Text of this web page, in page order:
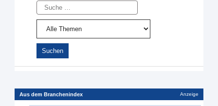
Suche
Aus dem Branchenindex Anzeige